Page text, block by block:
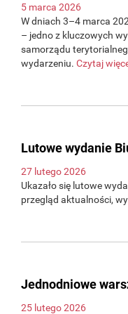
5 marca 2026
W dniach 3–4 marca
– jedno z kluczowych
samorządu
wydarzeniu. Czytaj
Lutowe wydanie
27 lutego 2026
Ukazało się lutowe
przegląd aktualności,
Jednodniowe
25 lutego 2026